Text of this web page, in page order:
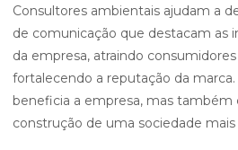
Consultores ambientais ajudam a
de comunicação que destacam as
da empresa, atraindo
fortalecendo a reputação da
beneficia a empresa, mas também
construção de uma sociedade